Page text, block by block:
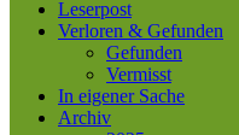
Leserpost
Verloren & Gefunden
Gefunden
Vermisst
In eigener Sache
Archiv